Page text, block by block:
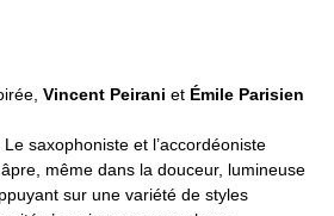
Vincent Peirani et Émile Parisien
saxophoniste et l’accordéoniste
même dans la douceur, lumineuse
sur une variété de styles